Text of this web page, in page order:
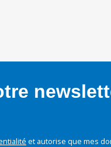
et autorise que mes